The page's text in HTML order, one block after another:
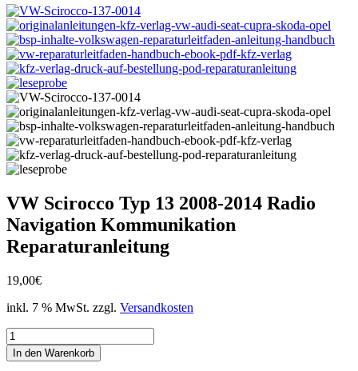
VW Scirocco Typ 13 2008-2014 Radio
Navigation Kommunikation
Reparaturanleitung
19,00€
inkl. 7 % MwSt. zzgl. Versandkosten
VW
Scirocco
Typ
In den Warenkorb